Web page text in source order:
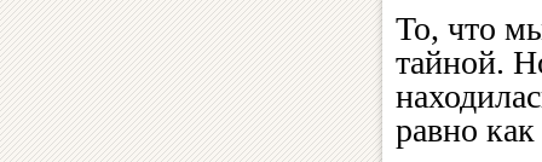
То, что
тайной.
равно